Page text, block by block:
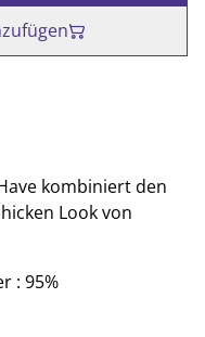
kombiniert den
Look von
: 95%